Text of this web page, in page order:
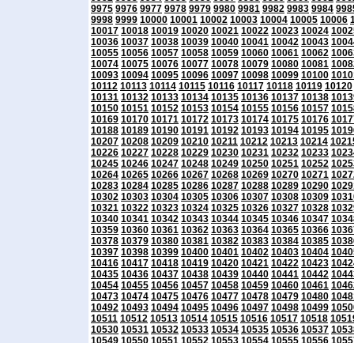
9975 9976 9977 9978 9979 9980 9981 9982 9983 9984
9998 9999 10000 10001 10002 10003 10004 10005 10006
10017 10018 10019 10020 10021 10022 10023 10024
10036 10037 10038 10039 10040 10041 10042 10043
10055 10056 10057 10058 10059 10060 10061 10062
10074 10075 10076 10077 10078 10079 10080 10081
10093 10094 10095 10096 10097 10098 10099 10100
10112 10113 10114 10115 10116 10117 10118 10119 10120
10131 10132 10133 10134 10135 10136 10137 10138
10150 10151 10152 10153 10154 10155 10156 10157
10169 10170 10171 10172 10173 10174 10175 10176
10188 10189 10190 10191 10192 10193 10194 10195
10207 10208 10209 10210 10211 10212 10213 10214
10226 10227 10228 10229 10230 10231 10232 10233
10245 10246 10247 10248 10249 10250 10251 10252
10264 10265 10266 10267 10268 10269 10270 10271
10283 10284 10285 10286 10287 10288 10289 10290
10302 10303 10304 10305 10306 10307 10308 10309
10321 10322 10323 10324 10325 10326 10327 10328
10340 10341 10342 10343 10344 10345 10346 10347
10359 10360 10361 10362 10363 10364 10365 10366
10378 10379 10380 10381 10382 10383 10384 10385
10397 10398 10399 10400 10401 10402 10403 10404
10416 10417 10418 10419 10420 10421 10422 10423
10435 10436 10437 10438 10439 10440 10441 10442
10454 10455 10456 10457 10458 10459 10460 10461
10473 10474 10475 10476 10477 10478 10479 10480
10492 10493 10494 10495 10496 10497 10498 10499
10511 10512 10513 10514 10515 10516 10517 10518
10530 10531 10532 10533 10534 10535 10536 10537
10549 10550 10551 10552 10553 10554 10555 10556